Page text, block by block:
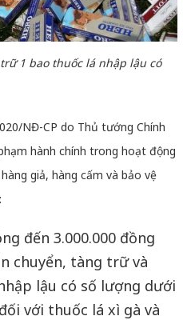
1 bao thuốc lá nhập lậu có
NĐ-CP do Thủ tướng Chính
hành chính trong hoạt động
giả, hàng cấm và bảo vệ
đến 3.000.000 đồng
chuyển, tàng trữ và
lậu có số lượng dưới
với thuốc lá xì gà và